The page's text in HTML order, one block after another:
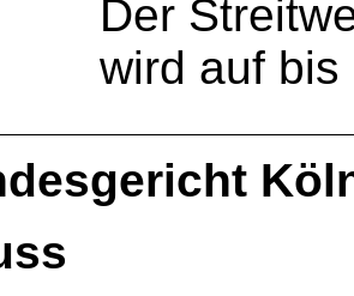
Der
wird auf